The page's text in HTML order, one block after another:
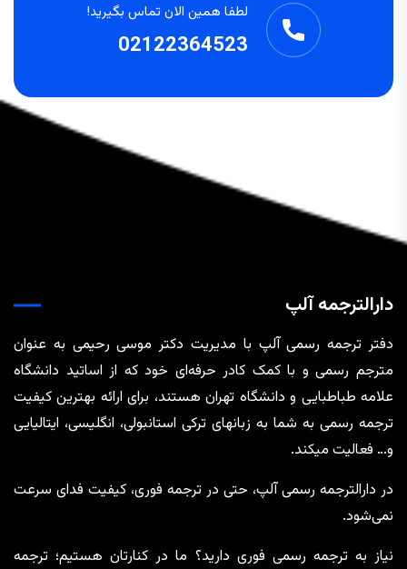
لطفا همین الان تماس بگیرید!
02122364523
دارالترجمه آلپ
دفتر ترجمه رسمی آلپ با مدیریت دکتر موسی رحیمی به عنوان
مترجم رسمی و با کمک کادر حرفه‌ای خود که از اساتید دانشگاه
علامه طباطبایی و دانشگاه تهران هستند، برای ارائه بهترین کیفیت
ترجمه رسمی به شما به زبانهای ترکی استانبولی، انگلیسی، ایتالیایی
و… فعالیت میکند.
در دارالترجمه رسمی آلپ، حتی در ترجمه‌ فوری، کیفیت فدای سرعت
نمی‌شود.
نیاز به ترجمه رسمی فوری دارید؟ ما در کنارتان هستیم؛ ترجمه